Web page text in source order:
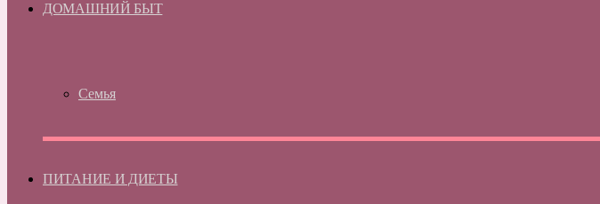
ДОМАШНИЙ БЫТ
Семья
ПИТАНИЕ И ДИЕТЫ